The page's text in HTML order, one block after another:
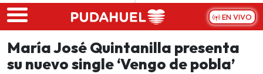
Skip to main content
EN VIVO
María José Quintanilla presenta
su nuevo single ‘Vengo de pobla’